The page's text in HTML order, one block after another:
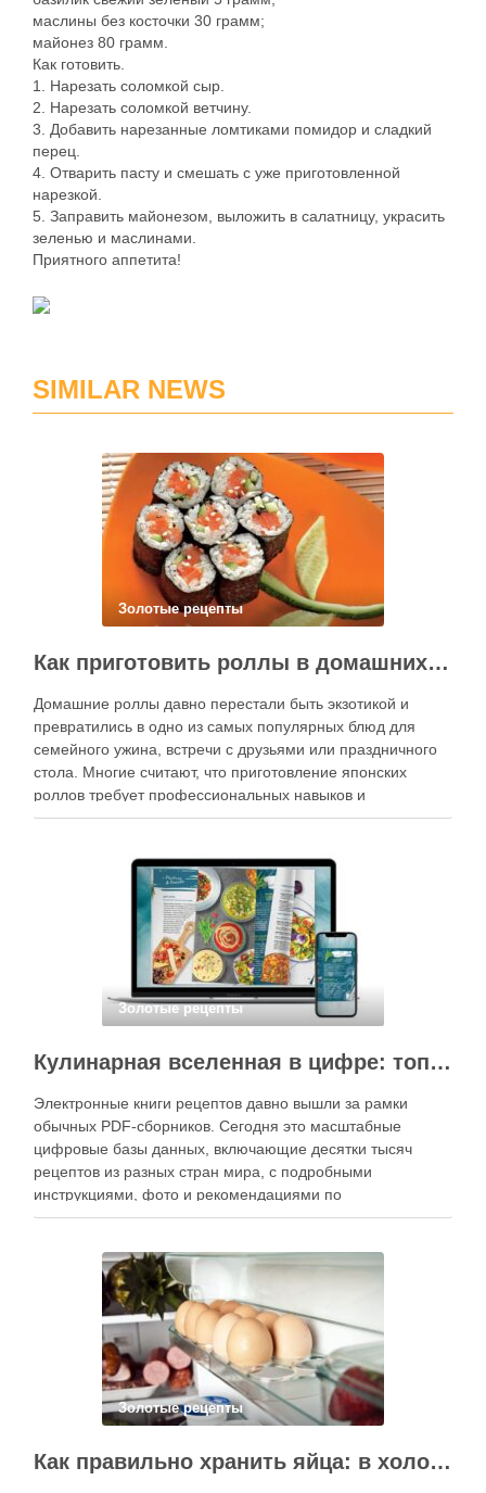
маслины без косточки 30 грамм;
майонез 80 грамм.
Как готовить.
1. Нарезать соломкой сыр.
2. Нарезать соломкой ветчину.
3. Добавить нарезанные ломтиками помидор и сладкий
перец.
4. Отварить пасту и смешать с уже приготовленной
нарезкой.
5. Заправить майонезом, выложить в салатницу, украсить
зеленью и маслинами.
Приятного аппетита!
SIMILAR NEWS
Золотые рецепты
Как приготовить роллы в домашних условиях?
Домашние роллы давно перестали быть экзотикой и
превратились в одно из самых популярных блюд для
семейного ужина, встречи с друзьями или праздничного
стола. Многие считают, что приготовление японских
роллов требует профессиональных навыков и
специального оборудования, однако на практике сделать
кухне. Главное — …
Золотые рецепты
Кулинарная вселенная в цифре: топ-3 самых больших электронных книг рецептов
Электронные книги рецептов давно вышли за рамки
обычных PDF-сборников. Сегодня это масштабные
цифровые базы данных, включающие десятки тысяч
рецептов из разных стран мира, с подробными
инструкциями, фото и рекомендациями по
приготовлению. В отличие от печатных изданий,
контент, расширять коллекции блюд и добавлять новые
функции. Ниже …
Золотые рецепты
Как правильно хранить яйца: в холодильнике или на полке?